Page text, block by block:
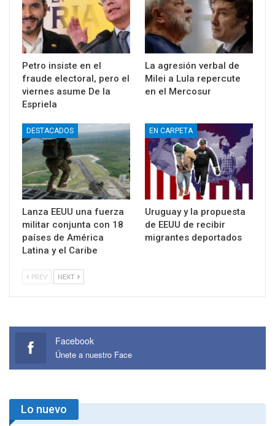
Petro insiste en el
fraude electoral, pero el
viernes asume De la
Espriela
La agresión verbal de
Milei a Lula repercute
en el Mercosur
DESTACADOS
Lanza EEUU una fuerza
militar conjunta con 18
países de América
Latina y el Caribe
EN CARPETA
Uruguay y la propuesta
de EEUU de recibir
migrantes deportados
PREV NEXT
Facebook
Únete a nuestro Face
Lo nuevo